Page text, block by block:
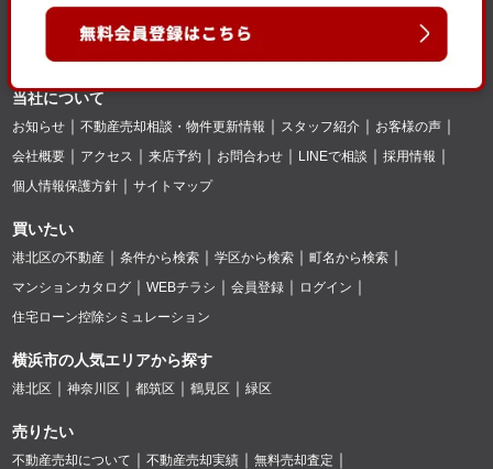
当社について
お知らせ 不動産売却相談・物件更新情報 スタッフ紹介
お客様の声
会社概要
アクセス 来店予約 お問合わせ LINEで相談
採用情報
個人情報保護方針
サイトマップ
買いたい
港北区の不動産 条件から検索 学区から検索
町名から検索
マンションカタログ
WEBチラシ 会員登録
ログイン
住宅ローン控除シミュレーション
横浜市の人気エリアから探す
港北区 神奈川区 都筑区 鶴見区 緑区
売りたい
不動産売却について 不動産売却実績
無料売却査定